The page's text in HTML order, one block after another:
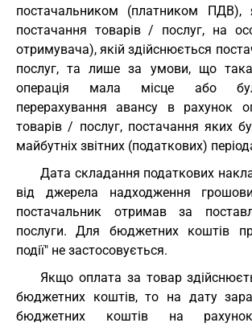
постачальником (платником ПДВ),
постачання товарів / послуг, на
отримувача), якій здійснюється
послуг, та лише за умови, що така
операція мала місце або
перерахування авансу в рахунок
товарів / послуг, постачання яких
майбутніх звітних (податкових)
Дата складання податкових
від джерела надходження
постачальник отримав за
послуги. Для бюджетних коштів
події" не застосовується.
Якщо оплата за товар
бюджетних коштів, то на дату
бюджетних коштів на